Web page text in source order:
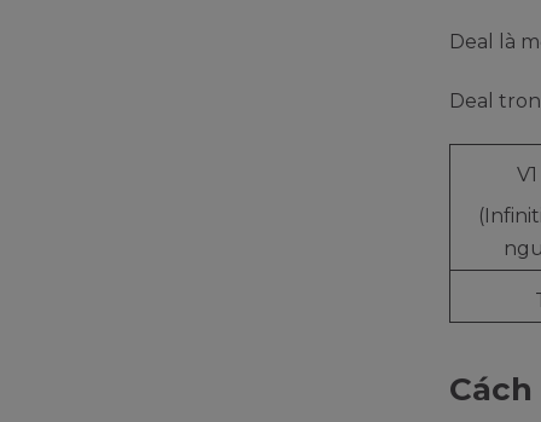
Deal là
Deal